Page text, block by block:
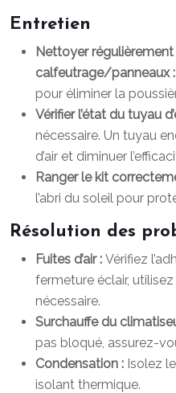
Entretien
Nettoyer
calfeutrage/panneaux :
pour éliminer la
Vérifier l’état du tuyau
nécessaire. Un tuyau
d’air et diminuer
Ranger le kit
l’abri du soleil pour
Résolution des
Fuites d’air : Vérifiez
fermeture éclair,
nécessaire.
Surchauffe du
pas bloqué, assurez-
Condensation : Isolez
isolant thermique.